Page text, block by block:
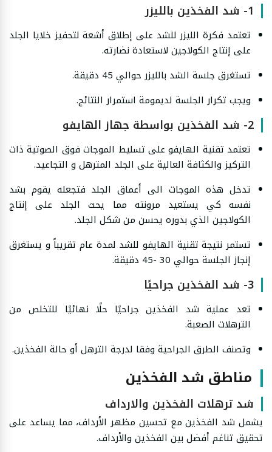
1- شد الفخذين بالليزر
تعتمد فكرة الليزر للشد على إطلاق أشعة لتحفيز خلايا الجلد
على إنتاج الكولاجين لاستعادة نضارته.
تستغرق جلسة الشد بالليزر حوالي 45 دقيقة.
ويجب تكرار الجلسة لديمومة استمرار النتائج.
2- شد الفخذين بواسطة جهاز الهايفو
تعتمد تقنية الهايفو على تسليط الموجات فوق الصوتية ذات
التركيز والكثافة العالية على الجلد المترهل و التجاعيد.
تدخل هذه الموجات الى أعماق الجلد فتجعله يقوم بشد
نفسه كي يستعيد مرونته مما يحث الجلد على إنتاج
الكولاجين الذي بدوره يحسن من شكل الجلد.
تستمر نتيجة تقنية الهايفو للشد لمدة عام تقريباً و يستغرق
إنجاز الجلسة حوالي 30 -45 دقيقة.
3- شد الفخذين جراحيًا
تعد عملية شد الفخذين جراحيًا حلًا نهائيًا للتخلص من
الترهلات الصعبة.
وتصنف الطرق الجراحية وفقا لدرجة الترهل أو حالة الفخذين.
مناطق شد الفخذين
شد ترهلات الفخذين والارداف
يشمل شد الفخذين مع تحسين مظهر الأرداف، مما يساعد على
تحقيق تناغم أفضل بين الفخذين والأرداف.